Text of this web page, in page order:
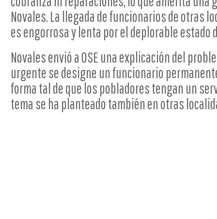
Novales. La llegada de funcionarios de otras
es engorrosa y lenta por el deplorable estado
Novales envió a OSE una explicación del
urgente se designe un funcionario
forma tal de que los pobladores tengan un
tema se ha planteado también en otras